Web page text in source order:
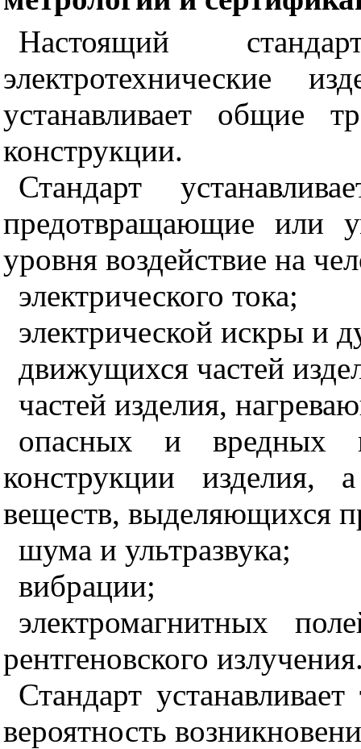
Настоящий
электротехнические
устанавливает общие
конструкции.
Стандарт
предотвращающие или
уровня воздействие на
электрического тока;
электрической искры и
движущихся частей
частей изделия,
опасных и вредных
конструкции
веществ, выделяющихся
шума и ультразвука;
вибрации;
электромагнитных
рентгеновского
Стандарт
вероятность